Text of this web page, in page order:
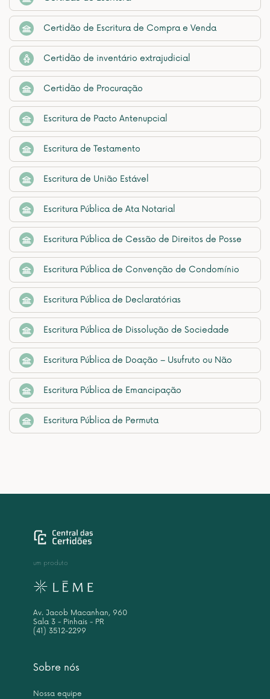
Certidão de Escritura de Compra e Venda
Certidão de inventário extrajudicial
Certidão de Procuração
Escritura de Pacto Antenupcial
Escritura de Testamento
Escritura de União Estável
Escritura Pública de Ata Notarial
Escritura Pública de Cessão de Direitos de Posse
Escritura Pública de Convenção de Condomínio
Escritura Pública de Declaratórias
Escritura Pública de Dissolução de Sociedade
Escritura Pública de Doação – Usufruto ou Não
Escritura Pública de Emancipação
Escritura Pública de Permuta
Sobre nós
Nossa equipe
um produto
Av. Jacob Macanhan, 960
Sala 3 - Pinhais - PR
(41) 3512-2299